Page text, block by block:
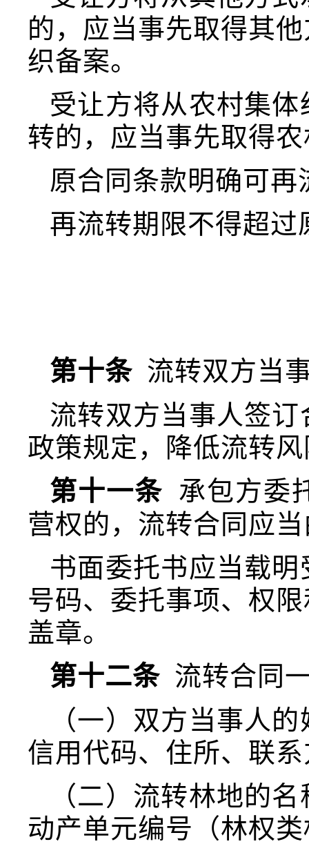
的，应当事先取得其
织备案。
受让方将从农村集
转的，应当事先取得
原合同条款明确可
再流转期限不得超
第十条 流转双方当
流转双方当事人签
政策规定，降低流转
第十一条 承包方委
营权的，流转合同应
书面委托书应当载
号码、委托事项、权
盖章。
第十二条 流转合同
（一）双方当事人
信用代码、住所、联
（二）流转林地的
动产单元编号（林权